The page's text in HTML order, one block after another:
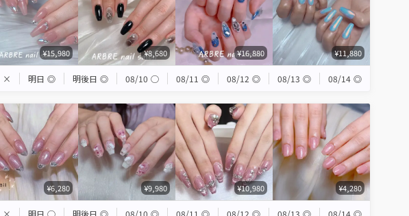
¥15,980 ¥8,680 ¥16,880 ¥11,880
× 明日 ◎ 明後日 ◎ 08/10 ◯ 08/11 ◎ 08/12 ◎ 08/13 ◎ 08/14 ◎
¥6,280 ¥9,980 ¥10,980 ¥4,280